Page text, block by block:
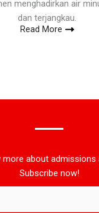
menghadirkan air
dan terjangkau.
Read More
more about admissions
Subscribe now!